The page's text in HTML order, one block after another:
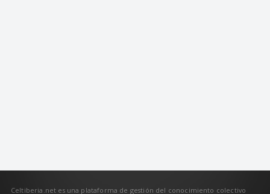
Celtiberia.net es una plataforma de gestión del conocimiento colectivo